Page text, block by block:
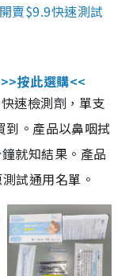
賣$9.9快速測試
>>按此選購<<
速檢測劑，單支
。產品以鼻咽拭
就知結果。產品
試通用名單。